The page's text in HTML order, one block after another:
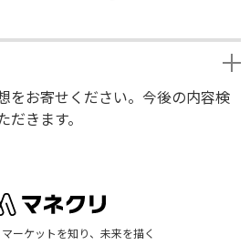
をお寄せください。今後の内容検
きます。
ーケットを知り、未来を描く